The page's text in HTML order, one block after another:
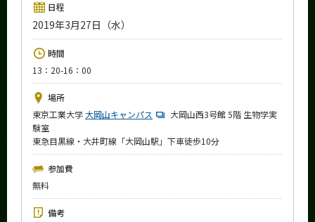
日程
2019年3月27日（水）
時間
13：20-16：00
場所
東京工業大学 大岡山キャンパス
大岡山西3号館 5階 生物学実
験室
東急目黒線・大井町線「大岡山駅」下車徒歩10分
参加費
無料
備考
入学案内
Admissions
生命理工学系 News
イベントカレンダー
Event Calendar
今後のイベント
今後の課程別イベント
年別アーカイブ